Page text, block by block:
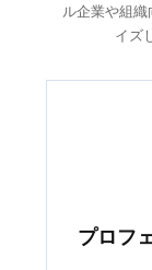
ル企業や組
イズ
プロフ